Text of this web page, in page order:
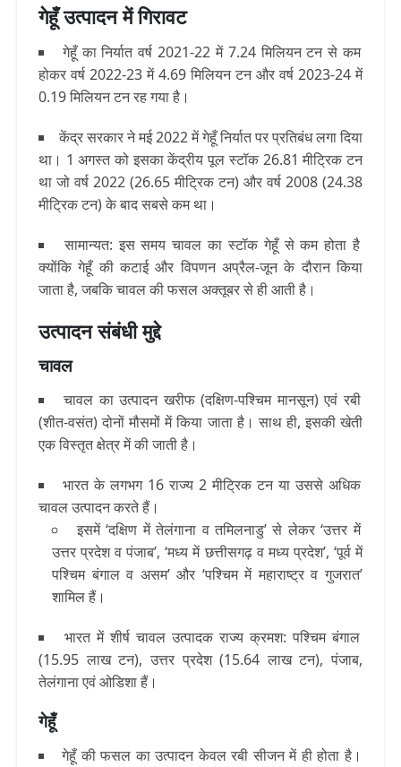
गेहूँ उत्पादन में गिरावट
गेहूँ का निर्यात वर्ष 2021-22 में 7.24 मिलियन टन से कम
होकर वर्ष 2022-23 में 4.69 मिलियन टन और वर्ष 2023-24 में
0.19 मिलियन टन रह गया है।
केंद्र सरकार ने मई 2022 में गेहूँ निर्यात पर प्रतिबंध लगा दिया
था। 1 अगस्त को इसका केंद्रीय पूल स्टॉक 26.81 मीट्रिक टन
था जो वर्ष 2022 (26.65 मीट्रिक टन) और वर्ष 2008 (24.38
मीट्रिक टन) के बाद सबसे कम था।
सामान्यत: इस समय चावल का स्टॉक गेहूँ से कम होता है
क्योंकि गेहूँ की कटाई और विपणन अप्रैल-जून के दौरान किया
जाता है, जबकि चावल की फसल अक्तूबर से ही आती है।
उत्पादन संबंधी मुद्दे
चावल
चावल का उत्पादन खरीफ (दक्षिण-पश्चिम मानसून) एवं रबी
(शीत-वसंत) दोनों मौसमों में किया जाता है। साथ ही, इसकी खेती
एक विस्तृत क्षेत्र में की जाती है।
भारत के लगभग 16 राज्य 2 मीट्रिक टन या उससे अधिक
चावल उत्पादन करते हैं।
इसमें ‘दक्षिण में तेलंगाना व तमिलनाडु’ से लेकर ‘उत्तर में
उत्तर प्रदेश व पंजाब’, ‘मध्य में छत्तीसगढ़ व मध्य प्रदेश’, ‘पूर्व में
पश्चिम बंगाल व असम’ और ‘पश्चिम में महाराष्ट्र व गुजरात’
शामिल हैं।
भारत में शीर्ष चावल उत्पादक राज्य क्रमश: पश्चिम बंगाल
(15.95 लाख टन), उत्तर प्रदेश (15.64 लाख टन), पंजाब,
तेलंगाना एवं ओडिशा हैं।
गेहूँ
गेहूँ की फसल का उत्पादन केवल रबी सीजन में ही होता है।